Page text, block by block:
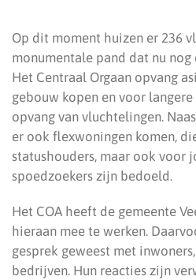
Op dit moment huizen er 236
monumentale pand dat nu
Het Centraal Orgaan opvang
gebouw kopen en voor
opvang van vluchtelingen.
er ook flexwoningen komen,
statushouders, maar ook voor
spoedzoekers zijn bedoeld.
Het COA heeft de gemeente
hieraan mee te werken.
gesprek geweest met
bedrijven. Hun reacties zijn